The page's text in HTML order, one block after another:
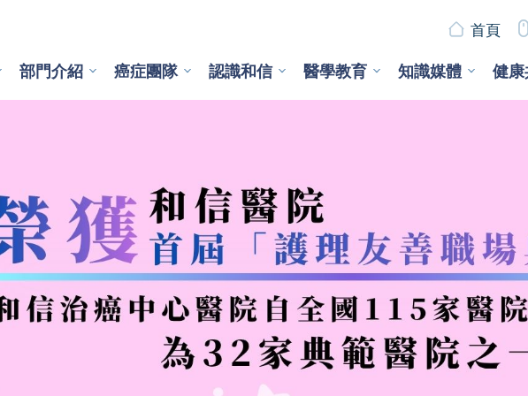
首頁
部門介紹 癌症團隊 認識和信 醫學教育 知識媒體 健